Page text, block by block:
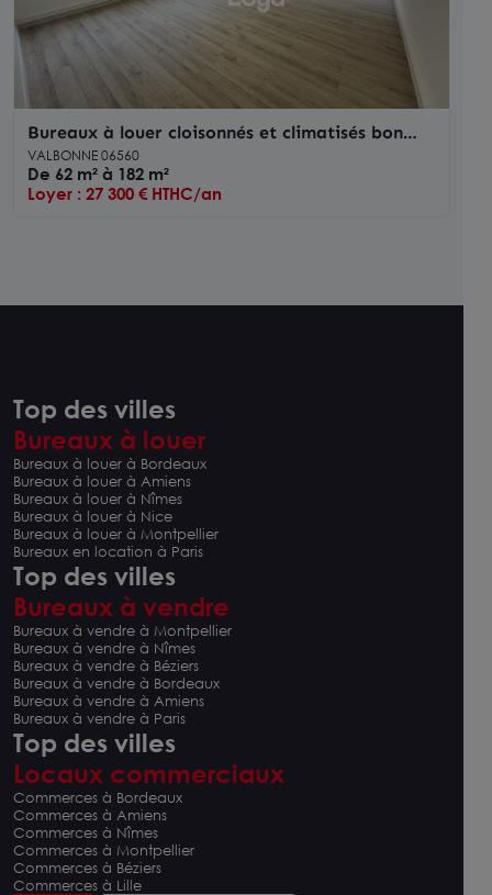
Bureaux à louer cloisonnés et climatisés bon
standing - Valbonne
VALBONNE 06560
De 62 m² à 182 m²
Loyer : 27 300 € HTHC/an
Top des villes
Bureaux à louer
Bureaux à louer à Bordeaux
Bureaux à louer à Amiens
Bureaux à louer à Nîmes
Bureaux à louer à Nice
Bureaux à louer à Montpellier
Bureaux en location à Paris
Top des villes
Bureaux à vendre
Bureaux à vendre à Montpellier
Bureaux à vendre à Nîmes
Bureaux à vendre à Béziers
Bureaux à vendre à Bordeaux
Bureaux à vendre à Amiens
Bureaux à vendre à Paris
Top des villes
Locaux commerciaux
Commerces à Bordeaux
Commerces à Amiens
Commerces à Nîmes
Commerces à Montpellier
Commerces à Béziers
Commerces à Lille